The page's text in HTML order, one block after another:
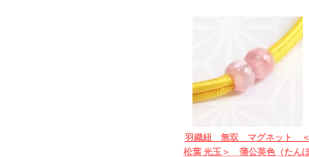
羽織紐 無双 マグネット
松葉 光玉＞ 蒲公英色（たん